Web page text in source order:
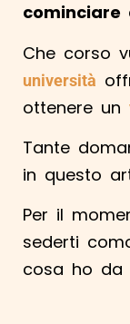
Che corso
università
ottenere un
Tante
in questo
Per il
sederti
cosa ho da